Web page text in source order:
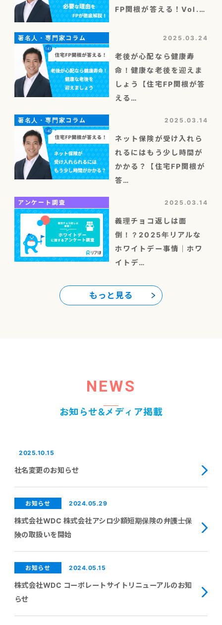
FP関根が答える！Vol.…
著名人・専門家コラム 2025.03.24
老後が心配なら健康寿
命！健康な老後を迎えま
しょう【住宅FP関根が答
える…
著名人・専門家コラム 2025.03.14
ネット保険が受け入れら
れるにはもう少し時間が
かかる？【住宅FP関根が
答…
アンケート調査 2025.03.14
義理チョコ返しは面
倒！？2025年リアルな
ホワイトデー事情｜ホワ
イトデ…
もっと見る
NEWS
お知らせ&メディア掲載
2025.10.15
社名変更のお知らせ
お知らせ 2024.05.29
株式会社WDC 株式会社アシロ少額短期保険の弁護士保
険の取扱いを開始
お知らせ 2024.05.15
株式会社WDC コーポレートサイトリニューアルのお知
らせ